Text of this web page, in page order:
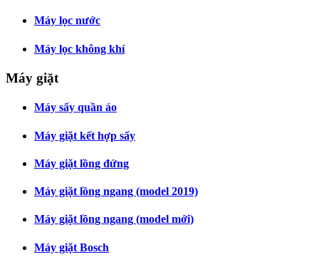
Máy lọc nước
Máy lọc không khí
Máy giặt
Máy sấy quần áo
Máy giặt kết hợp sấy
Máy giặt lồng đứng
Máy giặt lồng ngang (model 2019)
Máy giặt lồng ngang (model mới)
Máy giặt Bosch